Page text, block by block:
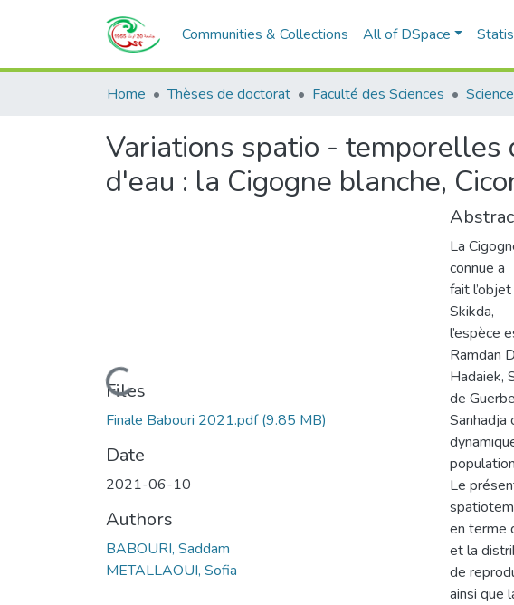
Communities & Collections All of DSpace
Home Thèses de doctorat Faculté des Sciences
Variations spatio - temporelles
d'eau : la Cigogne blanche,
Loading...
Files
Finale Babouri 2021.pdf(9.85 MB)
Date
2021-06-10
Authors
BABOURI, Saddam
METALLAOUI, Sofia
La
connue a
fait
Skikda,
l’espèce
Ramdan
Hadaiek,
de
Sanhadja
Le
en terme
et la
de
ainsi que